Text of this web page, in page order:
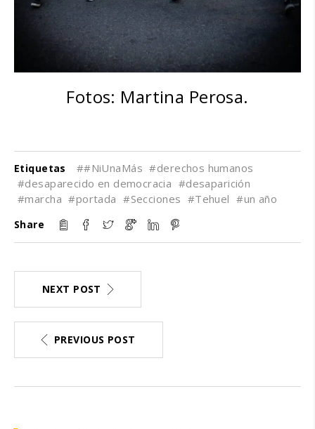
Fotos: Martina Perosa.
Etiquetas ##NiUnaMás #derechos humanos
#desaparecido en democracia #desaparición
#marcha #portada #Secciones #Tehuel #un año
Share
NEXT POST
PREVIOUS POST